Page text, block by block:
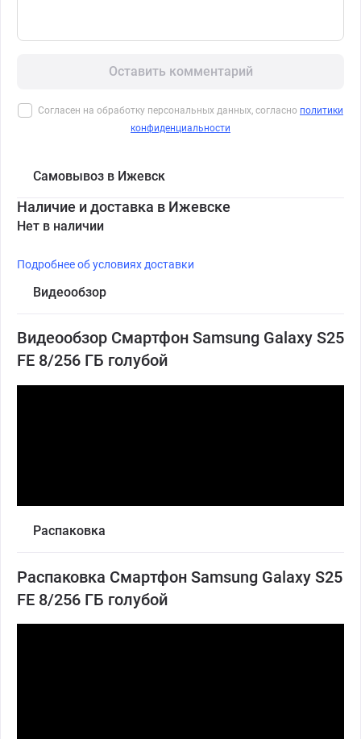
Оставить комментарий
Согласен на обработку персональных данных, согласно политики
конфиденциальности
Самовывоз в Ижевск
Наличие и доставка в Ижевске
Нет в наличии
Подробнее об условиях доставки
Видеообзор
Видеообзор Смартфон Samsung Galaxy S25
FE 8/256 ГБ голубой
Распаковка
Распаковка Смартфон Samsung Galaxy S25
FE 8/256 ГБ голубой